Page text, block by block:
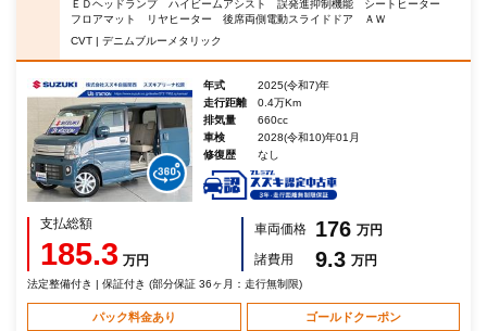
ＥＤヘッドランプ ハイビームアシスト 誤発進抑制機能 シートヒーター
フロアマット リヤヒーター 後席両側電動スライドドア ＡＷ
CVT | デニムブルーメタリック
年式
2025(令和7)年
走行距離
0.4万Km
排気量
660cc
車検
2028(令和10)年01月
修復歴
なし
支払総額
185.3 万円
車両価格 176 万円
諸費用
9.3 万円
法定整備付き | 保証付き (部分保証 36ヶ月：走行無制限)
パック料金あり ゴールドクーポン